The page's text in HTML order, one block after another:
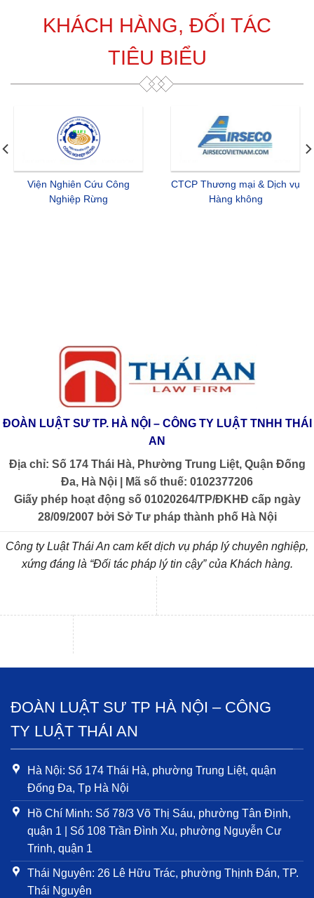
KHÁCH HÀNG, ĐỐI TÁC
TIÊU BIỂU
Dịch vụ
CTCP Tin học Viễn thông
CTCP Rượu &
ĐOÀN LUẬT SƯ TP. HÀ NỘI – CÔNG TY LUẬT TNHH THÁI
AN
Địa chỉ: Số 174 Thái Hà, Phường Trung Liệt, Quận Đống
Đa, Hà Nội | Mã số thuế: 0102377206
Giấy phép hoạt động số 01020264/TP/ĐKHĐ cấp ngày
28/09/2007 bởi Sở Tư pháp thành phố Hà Nội
Công ty Luật Thái An cam kết dịch vụ pháp lý chuyên nghiệp,
xứng đáng là “Đối tác pháp lý tin cậy” của Khách hàng.
ĐOÀN LUẬT SƯ TP HÀ NỘI – CÔNG
TY LUẬT THÁI AN
Hà Nội: Số 174 Thái Hà, phường Trung Liệt, quận
Đống Đa, Tp Hà Nội
Hồ Chí Minh: Số 78/3 Võ Thị Sáu, phường Tân Định,
quận 1 | Số 108 Trần Đình Xu, phường Nguyễn Cư
Trinh, quận 1
Thái Nguyên: 26 Lê Hữu Trác, phường Thịnh Đán, TP.
Thái Nguyên